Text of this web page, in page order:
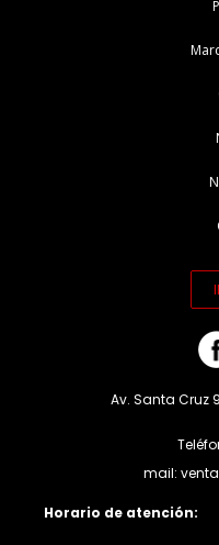
Av. Santa Cruz
mail:
Horario de atención: